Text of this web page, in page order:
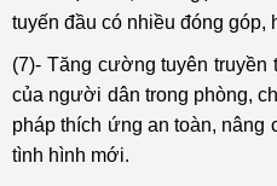
tuyến đầu có nhiều đóng góp,
(7)- Tăng cường tuyên
của người dân trong phòng,
pháp thích ứng an toàn, nâng
tình hình mới.